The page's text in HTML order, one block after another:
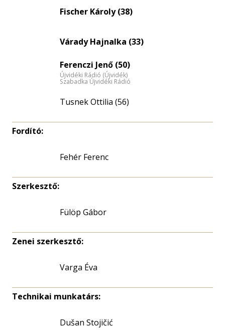
eloszlás
Fischer Károly (38)
Várady Hajnalka (33)
Ferenczi Jenő (50)
Újvidéki Rádió (Újvidék)
Szabadka Újvidéki Rádió
Tusnek Ottilia (56)
Fordító:
Fehér Ferenc
Szerkesztő:
Fülöp Gábor
Zenei szerkesztő:
Varga Éva
Technikai munkatárs:
Dušan Stojičić